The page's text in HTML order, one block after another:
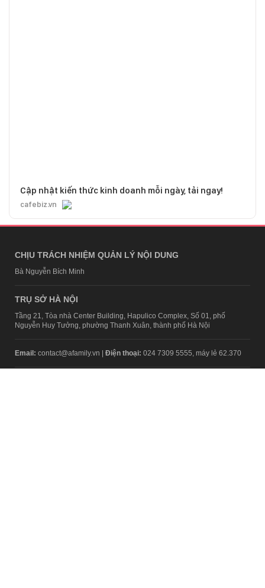
Cập nhật kiến thức kinh doanh mỗi ngày, tải ngay!
cafebiz.vn
CHỊU TRÁCH NHIỆM QUẢN LÝ NỘI DUNG
Bà Nguyễn Bích Minh
TRỤ SỞ HÀ NỘI
Tầng 21, Tòa nhà Center Building, Hapulico Complex, Số 01, phố
Nguyễn Huy Tưởng, phường Thanh Xuân, thành phố Hà Nội
Email: contact@afamily.vn | Điện thoại: 024 7309 5555, máy lẻ 62.370